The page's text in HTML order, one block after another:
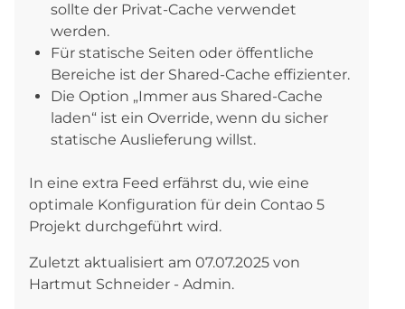
sollte der Privat-Cache verwendet
werden.
Für statische Seiten oder öffentliche
Bereiche ist der Shared-Cache effizienter.
Die Option „Immer aus Shared-Cache
laden“ ist ein Override, wenn du sicher
statische Auslieferung willst.
In eine extra Feed erfährst du, wie eine
optimale Konfiguration für dein Contao 5
Projekt durchgeführt wird.
Zuletzt aktualisiert am 07.07.2025 von
Hartmut Schneider - Admin.